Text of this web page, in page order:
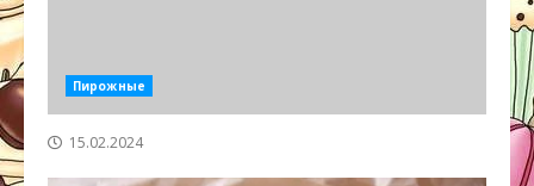
Пирожные
15.02.2024